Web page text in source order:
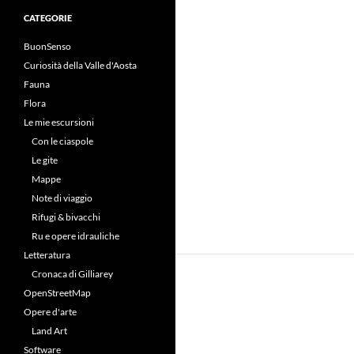
CATEGORIE
BuonSenso
Curiosità della Valle d'Aosta
Fauna
Flora
Le mie escursioni
Con le ciaspole
Le gite
Mappe
Note di viaggio
Rifugi & bivacchi
Ru e opere idrauliche
Letteratura
Cronaca di Gilliarey
OpenStreetMap
Opere d'arte
Land Art
Software